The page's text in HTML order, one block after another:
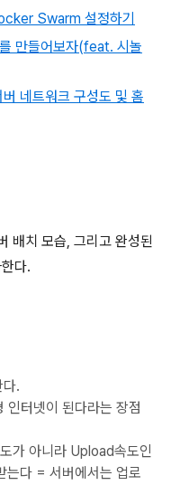
Swarm 설정하기
만들어보자(feat. 시놀
네트워크 구성도 및 홈
배치 모습, 그리고 완성된
다.
.
인터넷이 된다라는 장점
가 아니라 Upload속도인
는다 = 서버에서는 업로